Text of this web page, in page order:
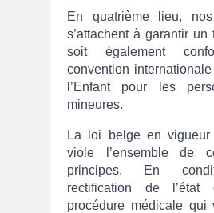
En quatrième lieu,
s’attachent à garantir un
soit également
convention
l’Enfant pour les
mineures.
La loi belge en vigueur
viole l’ensemble de
principes. En
rectification de
procédure médicale qui